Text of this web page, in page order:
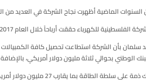
السنوات الماضية أظهرت نجاح الشركة في العديد من
حققت أرباحاً خلال العام 2017 بما قيمته 8,642,228 دولار أمريكي مقارنة مع خسائر بلغت (648,817) دولار أمريكي مع نهاية العام 2016 .
سلمان بأن الشركة استطاعت تحصيل كافة
الوطني بحوالي ثلاثة مليون دولار أمريكي،